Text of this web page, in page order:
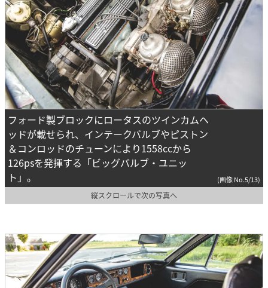
フォード製ブロックにロータスのツインカムヘ
ッドが載せられ、インテークバルブやピストン
＆コンロッドのチューンにより1558ccから
126psを発揮する「ビッグバルブ・ユニッ
ト」。
(画像 No.5/13)
縦スクロールで次の写真へ